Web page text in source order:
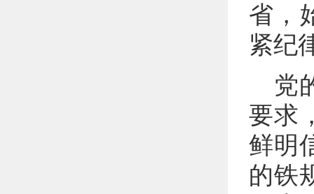
省，
紧纪
党
要求
鲜明
的铁